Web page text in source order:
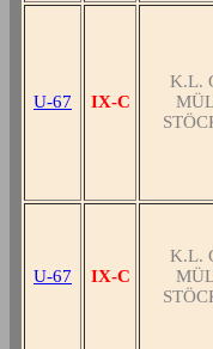
U-67 IX-C
K.L.
U-67 IX-C
K.L.